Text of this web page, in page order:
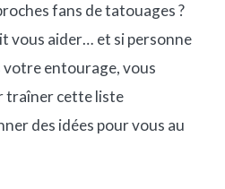
fans de tatouages ?
vous aider… et si personne
votre entourage, vous
traîner cette liste
des idées pour vous au